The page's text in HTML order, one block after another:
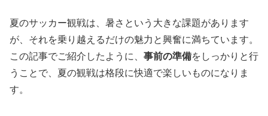
夏のサッカー観戦は、暑さという大きな課題があります
が、それを乗り越えるだけの魅力と興奮に満ちています。
この記事でご紹介したように、 事前の準備をしっかりと行
うことで、夏の観戦は格段に快適で楽しいものになりま
す。